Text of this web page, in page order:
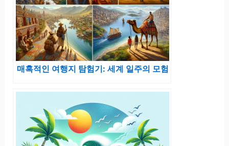
매혹적인 여행지 탐험기: 세계 일주의 모험